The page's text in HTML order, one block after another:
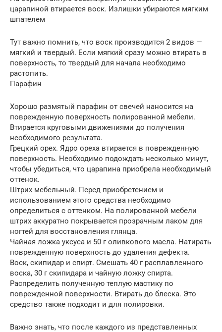
царапиной втирается воск. Излишки убираются мягким
шпателем
Тут важно помнить, что воск производится 2 видов —
мягкий и твердый. Если мягкий сразу можно втирать в
поверхность, то твердый для начала необходимо
растопить.
Парафин
Хорошо размятый парафин от свечей наносится на
поврежденную поверхность полированной мебели.
Втирается круговыми движениями до получения
необходимого результата.
Грецкий орех. Ядро ореха втирается в поврежденную
поверхность. Необходимо подождать несколько минут,
чтобы убедиться, что царапина приобрела необходимый
оттенок.
Штрих мебельный. Перед приобретением и
использованием этого средства необходимо
определиться с оттенком. На полированной мебели
штрих аккуратно покрывается прозрачным лаком для
ногтей для восстановления глянца.
Чайная ложка уксуса и 50 г оливкового масла. Натирать
поврежденную поверхность до удаления дефекта.
Воск, скипидар и спирт. Смешать 40 г расплавленного
воска, 30 г скипидара и чайную ложку спирта.
Распределить полученную теплую мастику по
поврежденной поверхности. Втирать до блеска. Это
средство также подходит и для полировки.
Важно знать, что после каждого из представленных